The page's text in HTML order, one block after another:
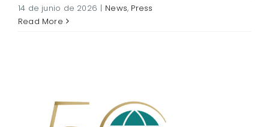
14 de junio de 2026 | News, Press
Read More